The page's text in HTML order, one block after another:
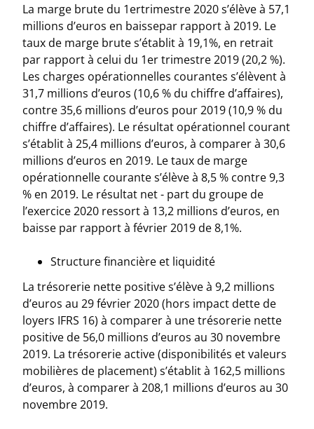
La marge brute du 1ertrimestre 2020 s’élève à 57,1
millions d’euros en baissepar rapport à 2019. Le
taux de marge brute s’établit à 19,1%, en retrait
par rapport à celui du 1er trimestre 2019 (20,2 %).
Les charges opérationnelles courantes s’élèvent à
31,7 millions d’euros (10,6 % du chiffre d’affaires),
contre 35,6 millions d’euros pour 2019 (10,9 % du
chiffre d’affaires). Le résultat opérationnel courant
s’établit à 25,4 millions d’euros, à comparer à 30,6
millions d’euros en 2019. Le taux de marge
opérationnelle courante s’élève à 8,5 % contre 9,3
% en 2019. Le résultat net - part du groupe de
l’exercice 2020 ressort à 13,2 millions d’euros, en
baisse par rapport à février 2019 de 8,1%.
Structure financière et liquidité
La trésorerie nette positive s’élève à 9,2 millions
d’euros au 29 février 2020 (hors impact dette de
loyers IFRS 16) à comparer à une trésorerie nette
positive de 56,0 millions d’euros au 30 novembre
2019. La trésorerie active (disponibilités et valeurs
mobilières de placement) s’établit à 162,5 millions
d’euros, à comparer à 208,1 millions d’euros au 30
novembre 2019.